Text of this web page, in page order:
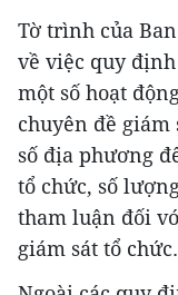
Tờ trình của
về việc quy
một số hoạt
chuyên đề giám
số địa phương
tổ chức, số
tham luận đối
giám sát tổ